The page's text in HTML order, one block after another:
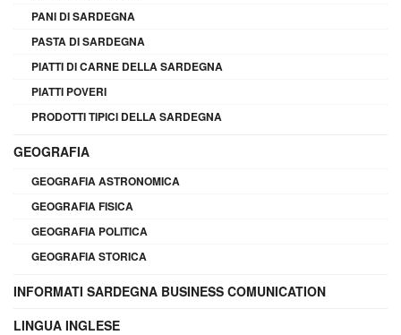
PANI DI SARDEGNA
PASTA DI SARDEGNA
PIATTI DI CARNE DELLA SARDEGNA
PIATTI POVERI
PRODOTTI TIPICI DELLA SARDEGNA
GEOGRAFIA
GEOGRAFIA ASTRONOMICA
GEOGRAFIA FISICA
GEOGRAFIA POLITICA
GEOGRAFIA STORICA
INFORMATI SARDEGNA BUSINESS COMUNICATION
LINGUA INGLESE